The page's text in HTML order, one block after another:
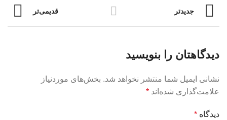
جدیدتر قدیمی‌تر
دیدگاهتان را بنویسید
نشانی ایمیل شما منتشر نخواهد شد. بخش‌های موردنیاز
علامت‌گذاری شده‌اند *
دیدگاه *